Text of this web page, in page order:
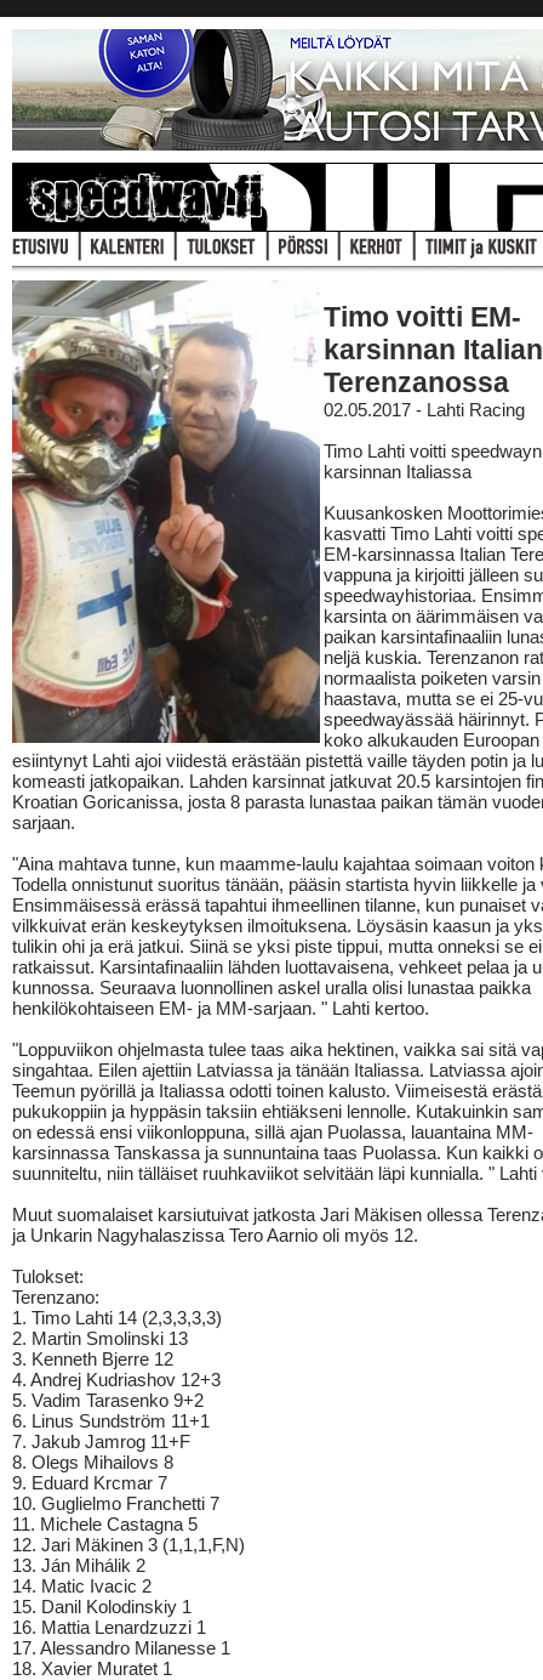
Timo voitti EM-
karsinnan Italian
Terenzanossa
02.05.2017 - Lahti Racing
Timo Lahti voitti
karsinnan Italiassa
Kuusankosken
kasvatti Timo Lahti voitti
EM-karsinnassa Italian
vappuna ja kirjoitti jälleen
speedwayhistoriaa.
karsinta on äärimmäisen
paikan karsintafinaaliin
neljä kuskia. Terenzanon
normaalista poiketen
haastava, mutta se ei 25-
speedwayässää häirinnyt.
koko alkukauden
esiintynyt Lahti ajoi viidestä erästään pistettä vaille täyden potin ja
komeasti jatkopaikan. Lahden karsinnat jatkuvat 20.5 karsintojen
Kroatian Goricanissa, josta 8 parasta lunastaa paikan tämän
sarjaan.
"Aina mahtava tunne, kun maamme-laulu kajahtaa soimaan voiton
Todella onnistunut suoritus tänään, pääsin startista hyvin liikkelle ja
Ensimmäisessä erässä tapahtui ihmeellinen tilanne, kun punaiset
vilkkuivat erän keskeytyksen ilmoituksena. Löysäsin kaasun ja
tulikin ohi ja erä jatkui. Siinä se yksi piste tippui, mutta onneksi se
ratkaissut. Karsintafinaaliin lähden luottavaisena, vehkeet pelaa ja
kunnossa. Seuraava luonnollinen askel uralla olisi lunastaa paikka
henkilökohtaiseen EM- ja MM-sarjaan. " Lahti kertoo.
"Loppuviikon ohjelmasta tulee taas aika hektinen, vaikka sai sitä
singahtaa. Eilen ajettiin Latviassa ja tänään Italiassa. Latviassa
Teemun pyörillä ja Italiassa odotti toinen kalusto. Viimeisestä
pukukoppiin ja hyppäsin taksiin ehtiäkseni lennolle. Kutakuinkin
on edessä ensi viikonloppuna, sillä ajan Puolassa, lauantaina MM-
karsinnassa Tanskassa ja sunnuntaina taas Puolassa. Kun kaikki
suunniteltu, niin tälläiset ruuhkaviikot selvitään läpi kunnialla. "
Muut suomalaiset karsiutuivat jatkosta Jari Mäkisen ollessa
ja Unkarin Nagyhalaszissa Tero Aarnio oli myös 12.
Tulokset:
Terenzano:
1. Timo Lahti 14 (2,3,3,3,3)
2. Martin Smolinski 13
3. Kenneth Bjerre 12
4. Andrej Kudriashov 12+3
5. Vadim Tarasenko 9+2
6. Linus Sundström 11+1
7. Jakub Jamrog 11+F
8. Olegs Mihailovs 8
9. Eduard Krcmar 7
10. Guglielmo Franchetti 7
11. Michele Castagna 5
12. Jari Mäkinen 3 (1,1,1,F,N)
13. Ján Mihálik 2
14. Matic Ivacic 2
15. Danil Kolodinskiy 1
16. Mattia Lenardzuzzi 1
17. Alessandro Milanesse 1
18. Xavier Muratet 1